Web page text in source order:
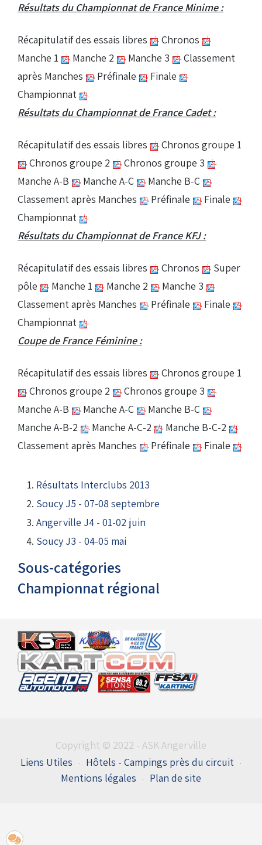
Résultats du Championnat de France Minime :
Récapitulatif des essais libres
Chronos
Manche 1
Manche 2 Manche 3
Classement
après Manches
Préfinale
Finale
Championnat
Résultats du Championnat de France Cadet :
Récapitulatif des essais libres
Chronos groupe 1
Chronos groupe 2
Chronos groupe 3
Manche A-B
Manche A-C
Manche B-C
Classement après Manches
Préfinale
Finale
Championnat
Résultats du Championnat de France KFJ :
Récapitulatif des essais libres Chronos
Super
pôle
Manche 1 Manche 2
Manche 3
Classement après Manches
Préfinale
Finale
Championnat
Coupe de France Féminine :
Récapitulatif des essais libres
Chronos groupe 1
Chronos groupe 2
Chronos groupe 3
Manche A-B
Manche A-C
Manche B-C
Manche A-B-2
Manche A-C-2
Manche B-C-2
Classement après Manches
Préfinale Finale
Résultats Interclubs 2013
Soucy J5 - 07-08 septembre
Angerville J4 - 01-02 juin
Soucy J3 - 04-05 mai
Sous-catégories
Championnat régional
Copyright © 2022 - ASK Angerville
Liens Utiles
Hôtels - Campings près du circuit
Mentions légales
Plan de site